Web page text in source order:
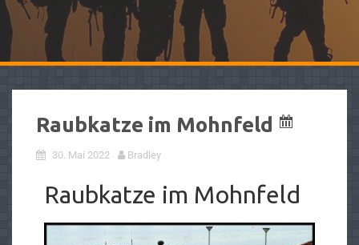
Raubkatze im Mohnfeld
30. Mai 2022 Bradley
Raubkatze im Mohnfeld